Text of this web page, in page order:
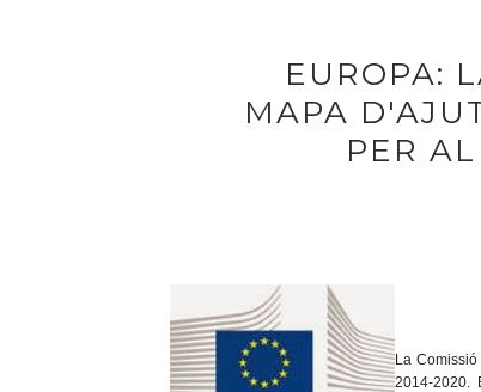
EUROPA:
MAPA
PER
La
2014-2020.